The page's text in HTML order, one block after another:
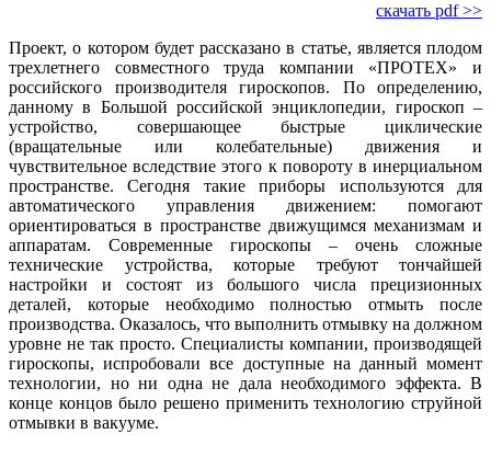
скачать pdf >>
Проект, о котором будет рассказано в статье, является плодом
трехлетнего совместного труда компании «ПРОТЕХ» и
российского производителя гироскопов. По определению,
данному в Большой российской энциклопедии, гироскоп –
устройство, совершающее быстрые циклические
(вращательные или колебательные) движения и
чувствительное вследствие этого к повороту в инерциальном
пространстве. Сегодня такие приборы используются для
автоматического управления движением: помогают
ориентироваться в пространстве движущимся механизмам и
аппаратам. Современные гироскопы – очень сложные
технические устройства, которые требуют тончайшей
настройки и состоят из большого числа прецизионных
деталей, которые необходимо полностью отмыть после
производства. Оказалось, что выполнить отмывку на должном
уровне не так просто. Специалисты компании, производящей
гироскопы, испробовали все доступные на данный момент
технологии, но ни одна не да­ла необходимого эффекта. В
конце концов было решено применить технологию струйной
отмывки в вакууме.